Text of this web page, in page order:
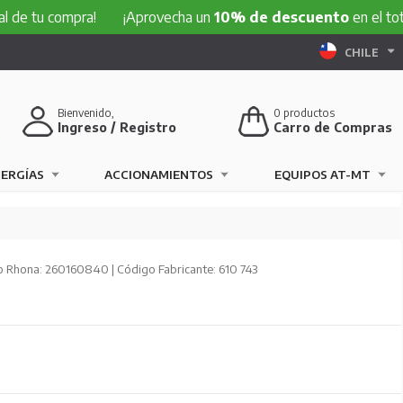
tu compra! ¡Aprovecha un10% de descuentoen el total
CHILE
0 productos
Carro de Compras
Bienvenido,
Ingreso / Registro
ACCIONAMIENTOS EQUIPOS AT-MT
Rhona: 260160840 | Código Fabricante: 610 743